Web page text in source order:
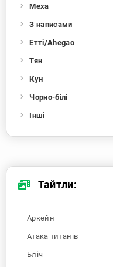
Меха
З написами
Етті/Ahegao
Тян
Кун
Чорно-білі
Інші
Тайтли:
Аркейн
Атака титанів
Бліч